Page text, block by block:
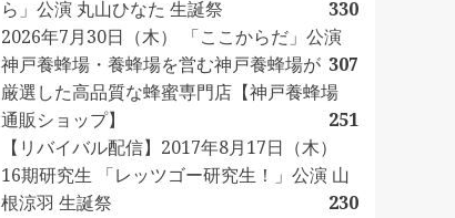
ら」公演 丸山ひなた 生誕祭
330
2026年7月30日（木） 「ここからだ」公演
307
神戸養蜂場・養蜂場を営む神戸養蜂場が
厳選した高品質な蜂蜜専門店【神戸養蜂場
通販ショップ】
251
【リバイバル配信】2017年8月17日（木）
16期研究生 「レッツゴー研究生！」公演 山
根涼羽 生誕祭
230